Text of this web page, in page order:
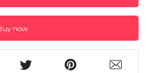
now